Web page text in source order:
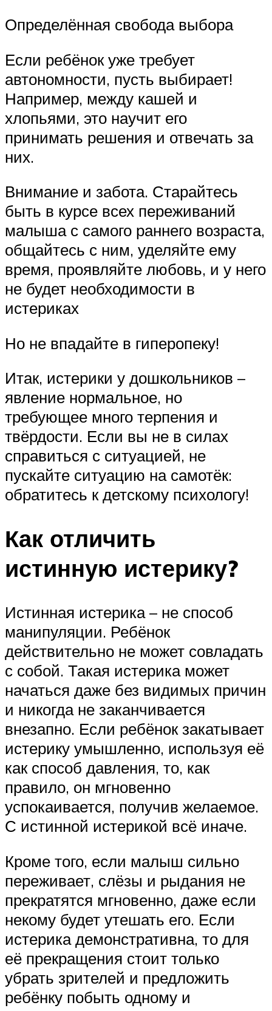
Определённая свобода выбора
Если ребёнок уже требует
автономности, пусть выбирает!
Например, между кашей и
хлопьями, это научит его
принимать решения и отвечать за
них.
Внимание и забота. Старайтесь
быть в курсе всех переживаний
малыша с самого раннего возраста,
общайтесь с ним, уделяйте ему
время, проявляйте любовь, и у него
не будет необходимости в
истериках
Но не впадайте в гиперопеку!
Итак, истерики у дошкольников –
явление нормальное, но
требующее много терпения и
твёрдости. Если вы не в силах
справиться с ситуацией, не
пускайте ситуацию на самотёк:
обратитесь к детскому психологу!
Как отличить
истинную истерику?
Истинная истерика – не способ
манипуляции. Ребёнок
действительно не может совладать
с собой. Такая истерика может
начаться даже без видимых причин
и никогда не заканчивается
внезапно. Если ребёнок закатывает
истерику умышленно, используя её
как способ давления, то, как
правило, он мгновенно
успокаивается, получив желаемое.
С истинной истерикой всё иначе.
Кроме того, если малыш сильно
переживает, слёзы и рыдания не
прекратятся мгновенно, даже если
некому будет утешать его. Если
истерика демонстративна, то для
её прекращения стоит только
убрать зрителей и предложить
ребёнку побыть одному и